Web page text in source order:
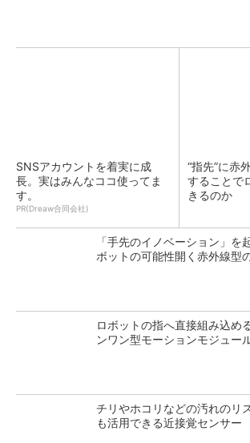
SNSアカウントを着実に成
長。実はみんなココ使ってま
す。
PR(Dreaw合同会社)
“指先”に赤
することで
きるのか
「手先のイノベーション」を
ボットの可能性開く赤外線型
ロボットの指へ直接組み込め
ンワン型モーションモジュー
チリやホコリなどの汚れのリ
も活用できる近接覚センサー